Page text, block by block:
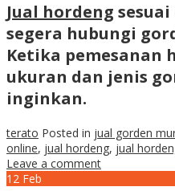
Jual hordeng
segera hubungi
Ketika pemesanan
ukuran dan jenis
inginkan.
terato Posted in jual gorden
online, jual hordeng, jual
Leave a comment
12 Feb